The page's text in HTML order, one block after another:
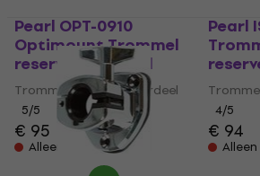
Pearl OPT-0910
Optimount Trommel
reserveonderdeel
Trommel reserveonderdeel
5/5
€ 95
Alleen op bestelling
Pearl
4/5
€ 94